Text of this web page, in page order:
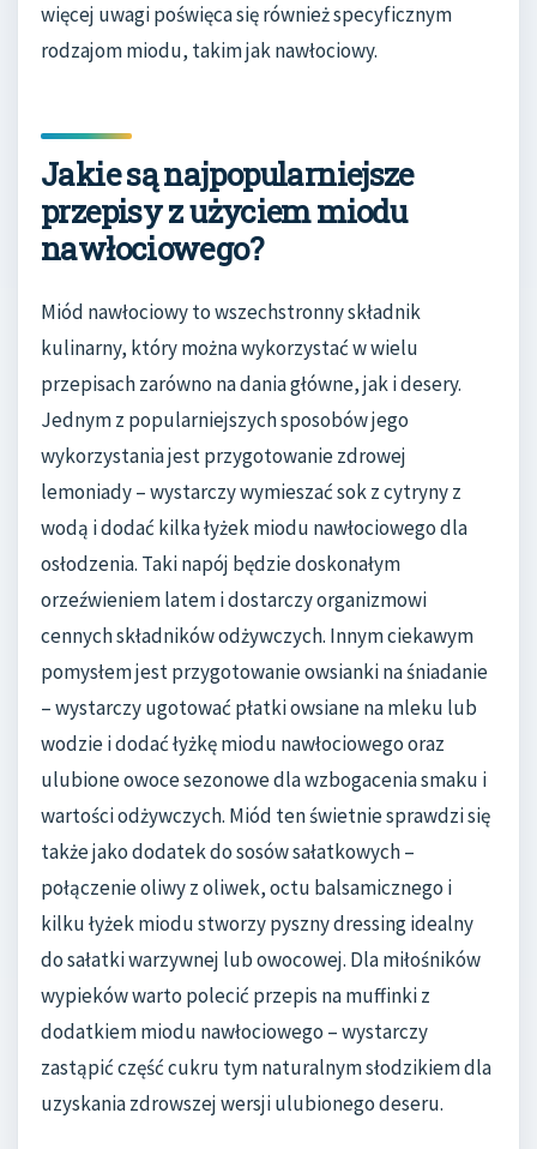
więcej uwagi poświęca się również specyficznym
rodzajom miodu, takim jak nawłociowy.
Jakie są najpopularniejsze
przepisy z użyciem miodu
nawłociowego?
Miód nawłociowy to wszechstronny składnik
kulinarny, który można wykorzystać w wielu
przepisach zarówno na dania główne, jak i desery.
Jednym z popularniejszych sposobów jego
wykorzystania jest przygotowanie zdrowej
lemoniady – wystarczy wymieszać sok z cytryny z
wodą i dodać kilka łyżek miodu nawłociowego dla
osłodzenia. Taki napój będzie doskonałym
orzeźwieniem latem i dostarczy organizmowi
cennych składników odżywczych. Innym ciekawym
pomysłem jest przygotowanie owsianki na śniadanie
– wystarczy ugotować płatki owsiane na mleku lub
wodzie i dodać łyżkę miodu nawłociowego oraz
ulubione owoce sezonowe dla wzbogacenia smaku i
wartości odżywczych. Miód ten świetnie sprawdzi się
także jako dodatek do sosów sałatkowych –
połączenie oliwy z oliwek, octu balsamicznego i
kilku łyżek miodu stworzy pyszny dressing idealny
do sałatki warzywnej lub owocowej. Dla miłośników
wypieków warto polecić przepis na muffinki z
dodatkiem miodu nawłociowego – wystarczy
zastąpić część cukru tym naturalnym słodzikiem dla
uzyskania zdrowszej wersji ulubionego deseru.